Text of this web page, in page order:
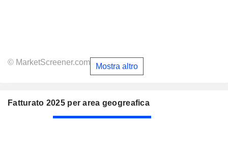
© MarketScreener.com Mostra altro
Fatturato 2025 per area geogreafica